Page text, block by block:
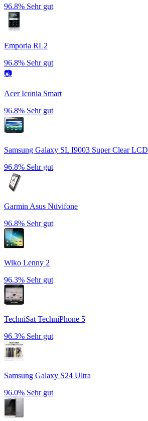
96.8% Sehr gut
Emporia RL2
96.8% Sehr gut
📷
Acer Iconia Smart
96.8% Sehr gut
Samsung Galaxy SL I9003 Super Clear LCD
96.8% Sehr gut
Garmin Asus Nüvifone
96.8% Sehr gut
Wiko Lenny 2
96.3% Sehr gut
TechniSat TechniPhone 5
96.3% Sehr gut
Samsung Galaxy S24 Ultra
96.0% Sehr gut